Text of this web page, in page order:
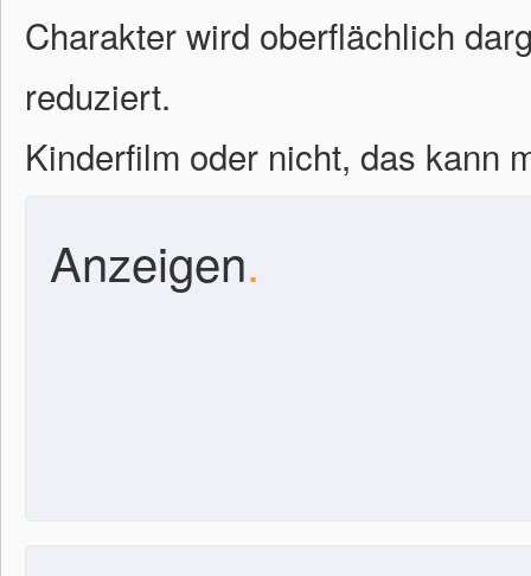
Charakter wird oberflächlich
reduziert.
Kinderfilm oder nicht, das kann
Anzeigen.